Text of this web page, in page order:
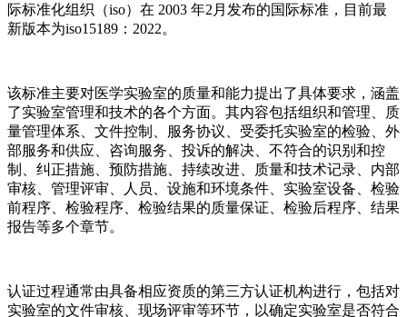
际标准化组织（iso）在 2003 年2月发布的国际标准，目前最
新版本为iso15189：2022。
该标准主要对医学实验室的质量和能力提出了具体要求，涵盖
了实验室管理和技术的各个方面。其内容包括组织和管理、质
量管理体系、文件控制、服务协议、受委托实验室的检验、外
部服务和供应、咨询服务、投诉的解决、不符合的识别和控
制、纠正措施、预防措施、持续改进、质量和技术记录、内部
审核、管理评审、人员、设施和环境条件、实验室设备、检验
前程序、检验程序、检验结果的质量保证、检验后程序、结果
报告等多个章节。
认证过程通常由具备相应资质的第三方认证机构进行，包括对
实验室的文件审核、现场评审等环节，以确定实验室是否符合